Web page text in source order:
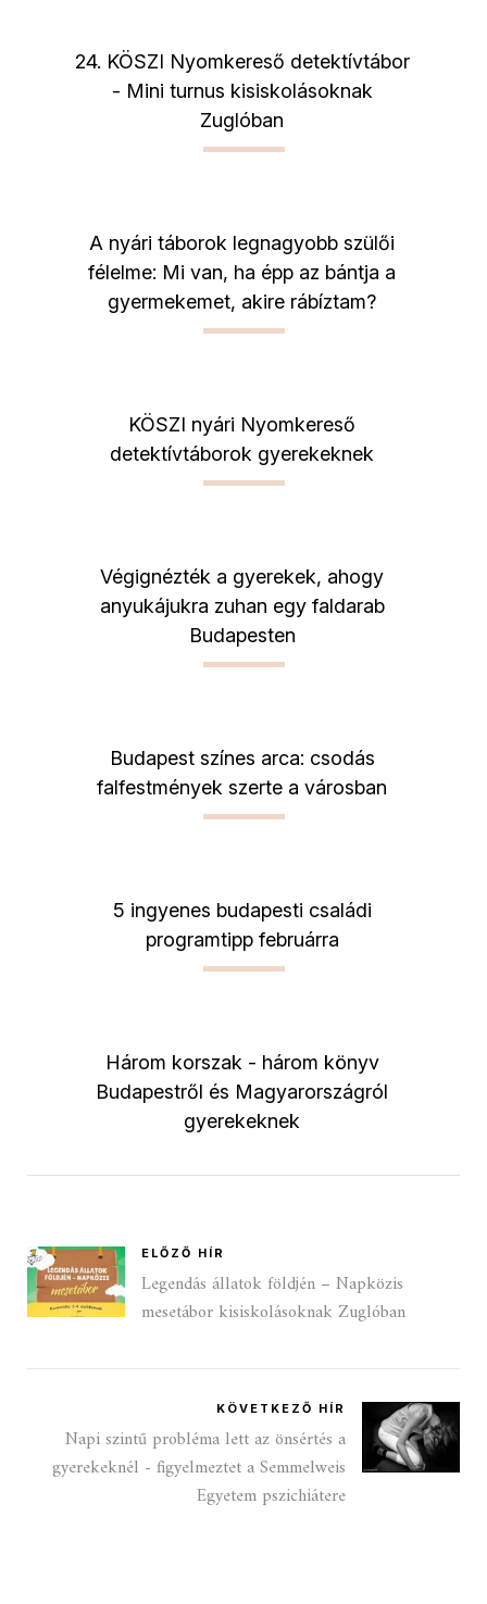
24. KÖSZI Nyomkereső detektívtábor
- Mini turnus kisiskolásoknak
Zuglóban
A nyári táborok legnagyobb szülői
félelme: Mi van, ha épp az bántja a
gyermekemet, akire rábíztam?
KÖSZI nyári Nyomkereső
detektívtáborok gyerekeknek
Végignézték a gyerekek, ahogy
anyukájukra zuhan egy faldarab
Budapesten
Budapest színes arca: csodás
falfestmények szerte a városban
5 ingyenes budapesti családi
programtipp februárra
Három korszak - három könyv
Budapestről és Magyarországról
gyerekeknek
ELŐZŐ HÍR
Legendás állatok földjén – Napközis
mesetábor kisiskolásoknak Zuglóban
KÖVETKEZŐ HÍR
Napi szintű probléma lett az önsértés a
gyerekeknél - figyelmeztet a Semmelweis
Egyetem pszichiátere